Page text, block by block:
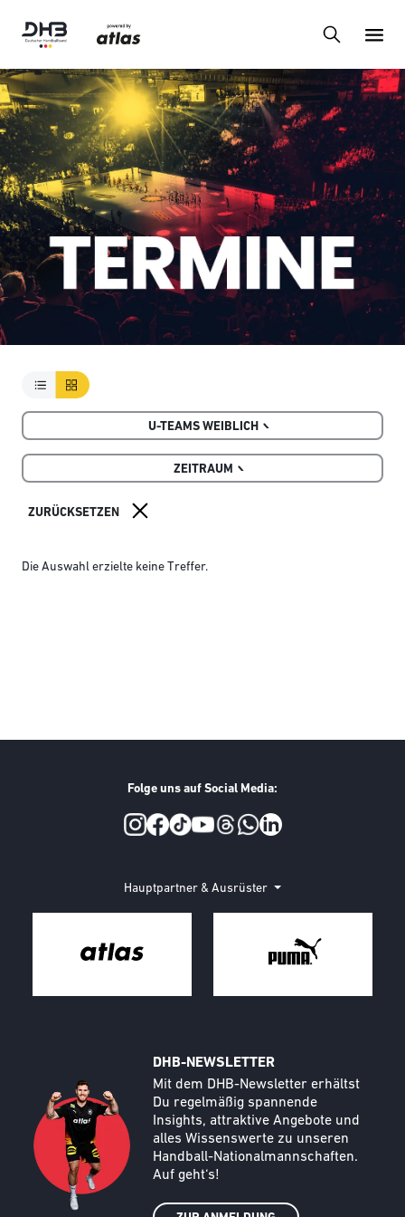
U-TEAMS WEIBLICH
ZEITRAUM
Die Auswahl erzielte keine Treffer.
Folge uns auf Social Media:
Hauptpartner & Ausrüster
DHB-NEWSLETTER
Text
Mit dem DHB-Newsletter erhältst
Du regelmäßig spannende
Insights, attraktive Angebote und
alles Wissenswerte zu unseren
Handball-Nationalmannschaften.
Auf geht‘s!